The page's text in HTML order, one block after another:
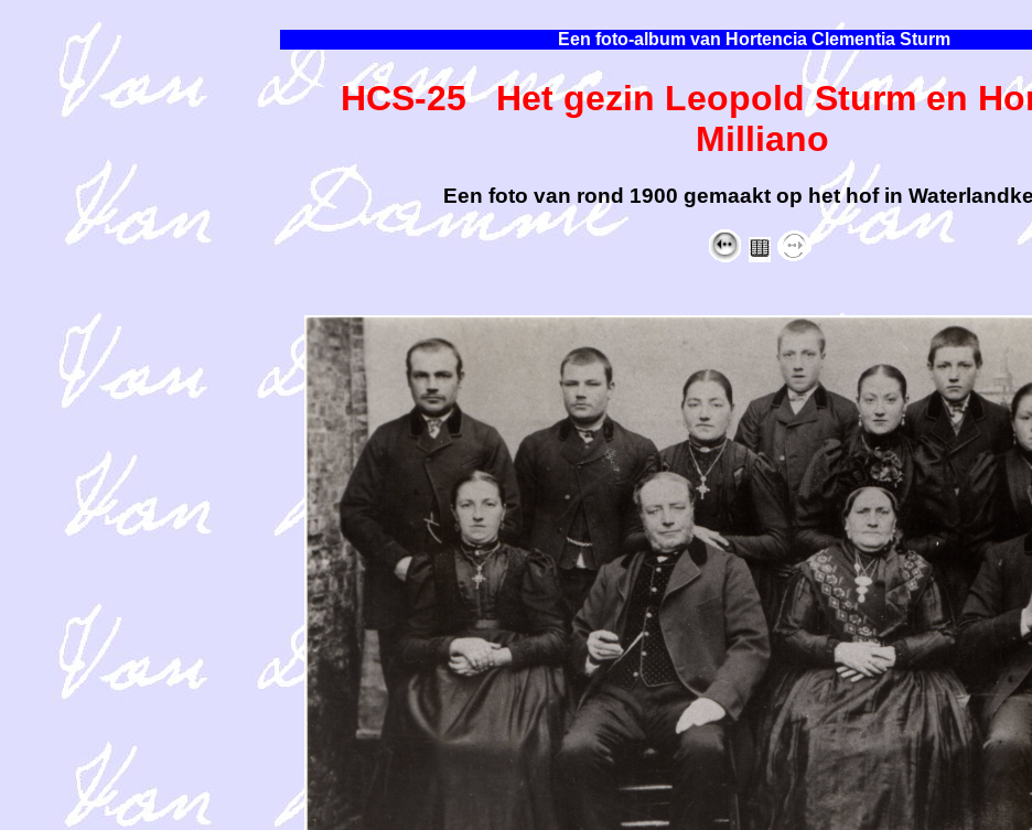
Een foto-album van Hortencia Clementia Sturm
HCS-25 Het gezin Leopold Sturm en
Milliano
Een foto van rond 1900 gemaakt op het hof in